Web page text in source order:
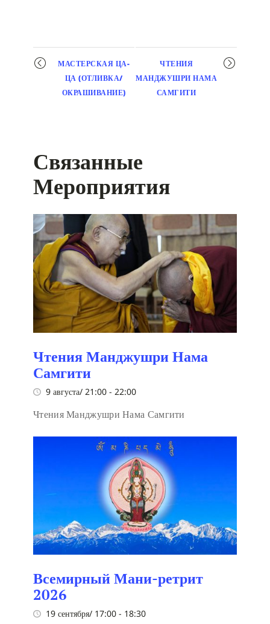
Мероприятие
навигация
МАСТЕРСКАЯ ЦА-
ЦА (ОТЛИВКА/
ОКРАШИВАНИЕ)
ЧТЕНИЯ
МАНДЖУШРИ НАМА
САМГИТИ
Связанные
Мероприятия
Чтения Манджушри Нама
Самгити
9 августа/ 21:00 - 22:00
Чтения Манджушри Нама Самгити
Всемирный Мани-ретрит
2026
19 сентября/ 17:00 - 18:30